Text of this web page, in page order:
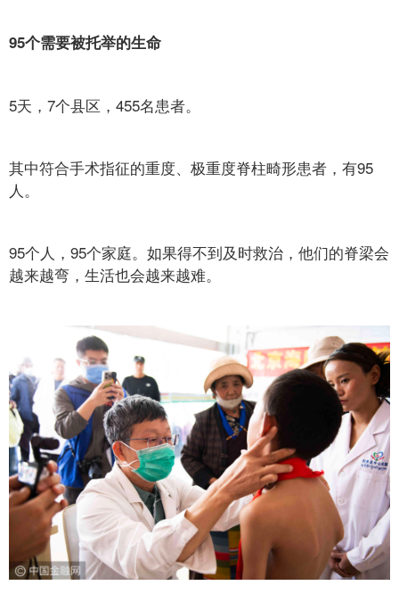
95个需要被托举的生命
5天，7个县区，455名患者。
其中符合手术指征的重度、极重度脊柱畸形患者，有95
人。
95个人，95个家庭。如果得不到及时救治，他们的脊梁会
越来越弯，生活也会越来越难。